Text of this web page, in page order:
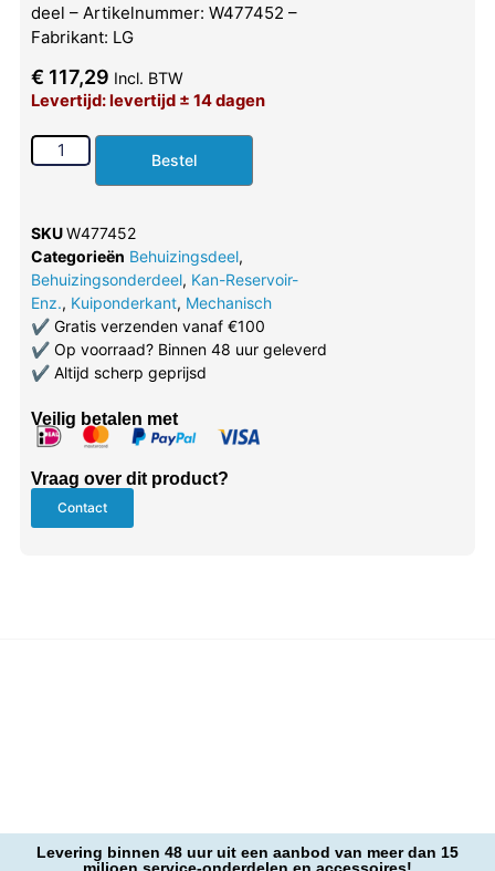
deel – Artikelnummer: W477452 –
Fabrikant: LG
€ 117,29 Incl. BTW
Levertijd: levertijd ± 14 dagen
Bestel
SKUW477452
Categorieën Behuizingsdeel,
Behuizingsonderdeel, Kan-Reservoir-
Enz., Kuiponderkant, Mechanisch
✔Gratis verzenden vanaf €100
✔Op voorraad? Binnen 48 uur geleverd
✔Altijd scherp geprijsd
Veilig betalen met
Vraag over dit product?
Contact
Levering binnen 48 uur uit een aanbod van meer dan 15